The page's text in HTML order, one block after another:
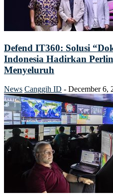
Defend IT360: Solusi
Indonesia Hadirkan
Menyeluruh
News Canggih ID - December 6,